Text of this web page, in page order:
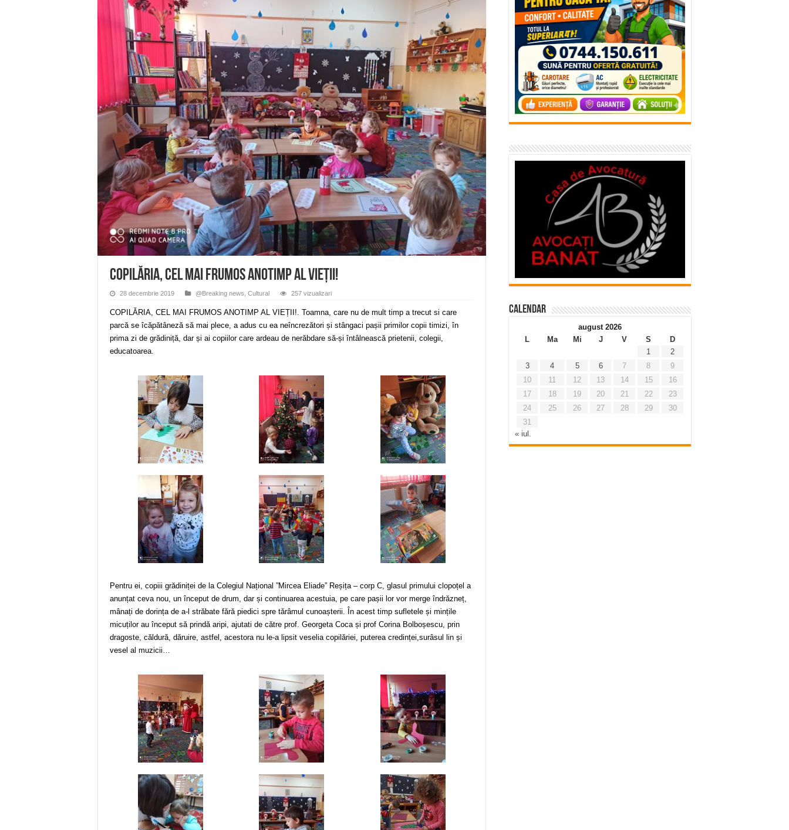
Miresme de lavandă, mentă și flori de vară și râsete de copii la Carașova VIDEO
ANUNȚ OPRIRE APĂ în Reșița – avarie – 04.08.2026 – str. Văliugului și Plastomet
ANUNŢ OPRIRE APĂ în CARANSEBEȘ – 04.08.2026 – avarie – Calea Severinului
ANUNŢ OPRIRE APĂ în CARANSEBEȘ avarie
ANUNȚ OPRIRE APĂ în Reșița, cartier Țerova – avarie – 04.08.2026
COPILĂRIA, CEL MAI FRUMOS ANOTIMP AL VIEȚII!
28 decembrie 2019 @Breaking news Cultural 257 vizualizari
COPILĂRIA, CEL MAI FRUMOS ANOTIMP AL VIEȚII!. Toamna, care nu de mult timp a trecut si care
parcă se îcăpătâneză să mai plece, a adus cu ea neîncrezători și stângaci pașii primilor copii timizi, în
prima zi de grădiniță, dar și ai copiilor care ardeau de nerăbdare să-și întâlnească prietenii, colegii,
educatoarea.
Pentru ei, copiii grădiniței de la Colegiul Național ”Mircea Eliade” Reșița – corp C, glasul primului clopoțel a
anunțat ceva nou, un început de drum, dar și continuarea acestuia, pe care pașii lor vor merge îndrăzneț,
mânați de dorința de a-l străbate fără piedici spre tărâmul cunoașterii. În acest timp sufletele și mințile
micuților au început să prindă aripi, ajutati de către prof. Georgeta Coca și prof Corina Bolboșescu, prin
dragoste, căldură, dăruire, astfel, acestora nu le-a lipsit veselia copilăriei, puterea credinței,surâsul lin și
vesel al muzicii…
Calendar
august 2026
L
Ma Mi J V S
D
1
2
3
4 5 6 7 8
9
10
11 12 13 14 15
16
17
18 19 20 21 22
23
24
25 26 27 28 29
30
31
« iul.